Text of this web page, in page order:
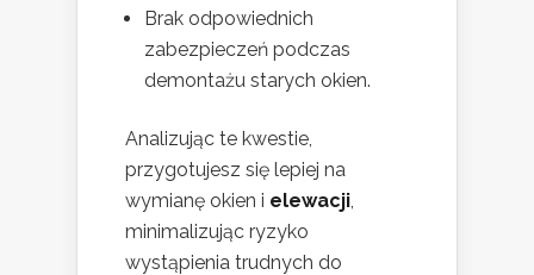
Brak odpowiednich
zabezpieczeń podczas
demontażu starych okien.
Analizując te kwestie,
przygotujesz się lepiej na
wymianę okien i elewacji,
minimalizując ryzyko
wystąpienia trudnych do